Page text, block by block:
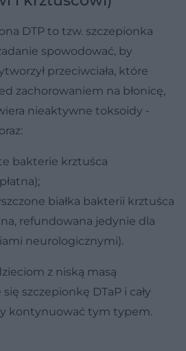
DTP to tzw. szczepionka
spowodować, by
przeciwciała, które
zachorowaniem na błonicę,
nieaktywne toksoidy -
bakterie krztuśca
białka bakterii krztuśca
refundowana jedynie dla
neurologicznymi).
z niską masą
szczepionkę DTaP i cały
kontynuować tym typem.